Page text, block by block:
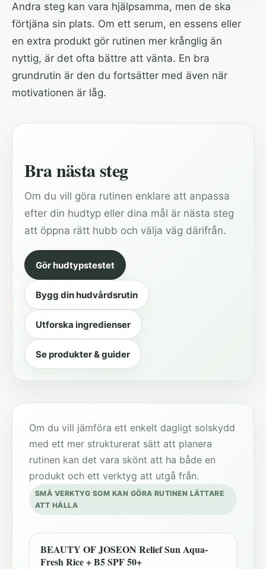
Andra steg kan vara hjälpsamma, men de ska
förtjäna sin plats. Om ett serum, en essens eller
en extra produkt gör rutinen mer krånglig än
nyttig, är det ofta bättre att vänta. En bra
grundrutin är den du fortsätter med även när
motivationen är låg.
Bra nästa steg
Om du vill göra rutinen enklare att anpassa
efter din hudtyp eller dina mål är nästa steg
att öppna rätt hubb och välja väg därifrån.
Gör hudtypstestet
Bygg din hudvårdsrutin
Utforska ingredienser
Se produkter & guider
Om du vill jämföra ett enkelt dagligt solskydd
med ett mer strukturerat sätt att planera
rutinen kan det vara skönt att ha både en
produkt och ett verktyg att utgå från.
SMÅ VERKTYG SOM KAN GÖRA RUTINEN LÄTTARE
ATT HÅLLA
BEAUTY OF JOSEON Relief Sun Aqua-
Fresh Rice + B5 SPF 50+